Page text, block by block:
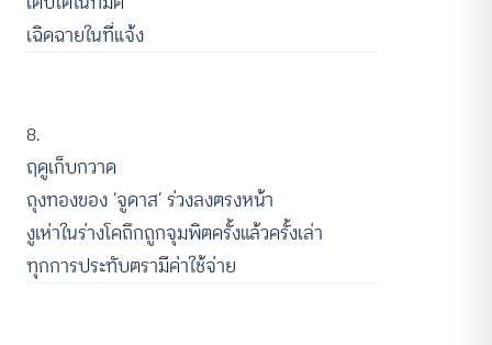
เฉิดฉายในที่แจ้ง
8.
ฤดูเก็บกวาด
ถุงทองของ ‘จูดาส’ ร่วงลงตรงหน้า
งูเห่าในร่างโคถึกถูกจุมพิตครั้งแล้วครั้งเล่า
ทุกการประทับตรามีค่าใช้จ่าย